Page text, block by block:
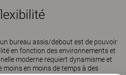
bureau assis/debout est de pouvoir
en fonction des environnements et
moderne requiert dynamisme et
en moins de temps à des